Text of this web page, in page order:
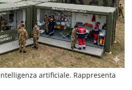
artificiale. Rappresenta